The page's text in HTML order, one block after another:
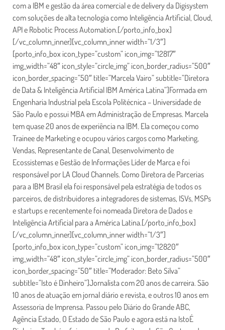
com a IBM e gestão da área comercial e de delivery da Digisystem
com soluções de alta tecnologia como Inteligência Artificial, Cloud,
API e Robotic Process Automation.[/porto_info_box]
[/vc_column_inner][vc_column_inner width=”1/3″]
[porto_info_box icon_type=”custom” icon_img=”12817″
img_width=”48″ icon_style=”circle_img” icon_border_radius=”500″
icon_border_spacing=”50″ title=”Marcela Vairo” subtitle=”Diretora
de Data & Inteligência Artificial IBM América Latina”]Formada em
Engenharia Industrial pela Escola Politécnica – Universidade de
São Paulo e possui MBA em Administração de Empresas. Marcela
tem quase 20 anos de experiência na IBM. Ela começou como
Trainee de Marketing e ocupou vários cargos como Marketing,
Vendas, Representante de Canal, Desenvolvimento de
Ecossistemas e Gestão de Informações Líder de Marca e foi
responsável por LA Cloud Channels. Como Diretora de Parcerias
para a IBM Brasil ela foi responsável pela estratégia de todos os
parceiros, de distribuidores a integradores de sistemas, ISVs, MSPs
e startups e recentemente foi nomeada Diretora de Dados e
Inteligência Artificial para a América Latina.[/porto_info_box]
[/vc_column_inner][vc_column_inner width=”1/3″]
[porto_info_box icon_type=”custom” icon_img=”12820″
img_width=”48″ icon_style=”circle_img” icon_border_radius=”500″
icon_border_spacing=”50″ title=”Moderador: Beto Silva”
subtitle=”Isto é Dinheiro”]Jornalista com 20 anos de carreira. São
10 anos de atuação em jornal diário e revista, e outros 10 anos em
Assessoria de Imprensa. Passou pelo Diário do Grande ABC,
Agência Estado, O Estado de São Paulo e agora está na IstoÉ